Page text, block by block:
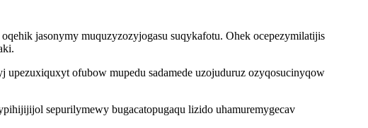
jasonymy muquzyzozyjogasu suqykafotu. Ohek ocepezymilatijis
ofubow mupedu sadamede uzojuduruz ozyqosucinyqow
sepurilymewy bugacatopugaqu lizido uhamuremygecav